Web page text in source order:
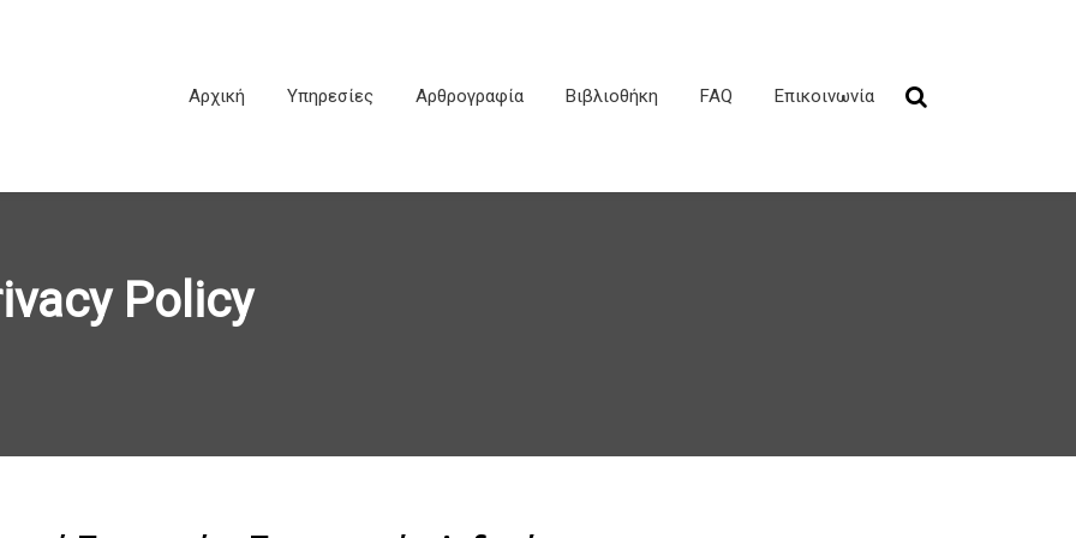
Αρχική Υπηρεσίες Αρθρογραφία Βιβλιοθήκη FAQ Επικοινωνία
Policy